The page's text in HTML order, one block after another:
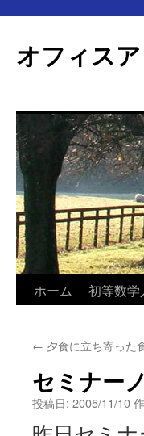
オフィス
テ
ン
ツ
ホーム 初等数学
← 夕食に立ち寄った
セミナー
投稿日: 2005/11/10